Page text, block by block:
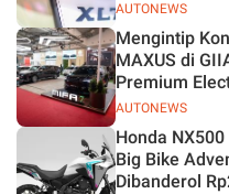
AUTONEWS
AUTONEWS
Mengintip
MAXUS di
Premium
Honda
Big Bike
Dibanderol